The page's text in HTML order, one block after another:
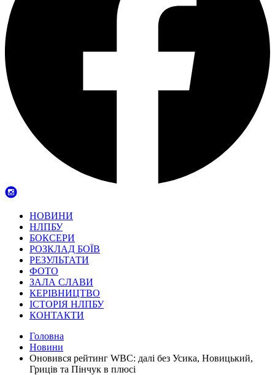
НОВИНИ
НЛПБУ
БОКСЕРИ
РОЗКЛАД БОЇВ
РЕЗУЛЬТАТИ
ФОТО
ЗАЛА СЛАВИ
КЕРІВНИЦТВО
ІСТОРІЯ НЛПБУ
КОНТАКТИ
Головна
Новини
Оновився рейтинг WBC: далі без Усика, Новицький,
Гриців та Пінчук в плюсі